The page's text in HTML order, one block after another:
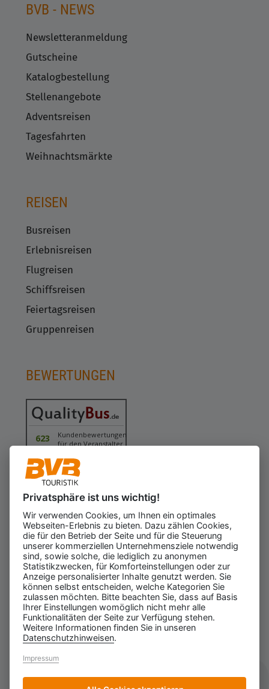
BVB - NEWS
Newsletteranmeldung
Gutscheine
Katalogbestellung
Stellenangebote
Adventsreisen
Tagesfahrten
Weihnachtsmärkte
REISEN
Busreisen
Erlebnisreisen
Flugreisen
Schiffsreisen
Feiertagsreisen
Gruppenreisen
BEWERTUNGEN
623
Kundenbewertungen
für den Veranstalter
Gesamtbewertung
4.43von 5.00
Weiterempfehlung
97%
07.08.2026 ⓘ Echte Bewertungen
Impressum
Privatsphäre ist uns wichtig!
Wir verwenden Cookies, um Ihnen ein optimales
Webseiten-Erlebnis zu bieten. Dazu zählen Cookies,
die für den Betrieb der Seite und für die Steuerung
unserer kommerziellen Unternehmensziele notwendig
sind, sowie solche, die lediglich zu anonymen
Statistikzwecken, für Komforteinstellungen oder zur
Anzeige personalisierter Inhalte genutzt werden. Sie
können selbst entscheiden, welche Kategorien Sie
zulassen möchten. Bitte beachten Sie, dass auf Basis
Ihrer Einstellungen womöglich nicht mehr alle
Funktionalitäten der Seite zur Verfügung stehen.
Weitere Informationen finden Sie in unseren
Datenschutzhinweisen.
Impressum